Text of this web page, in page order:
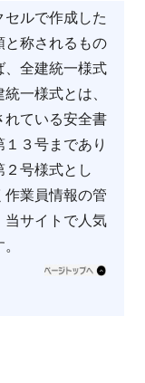
セルで作成した
と称されるもの
、全建統一様式
一様式とは、
れている安全書
３号まであり
２号様式とし
業員情報の管
当サイトで人気